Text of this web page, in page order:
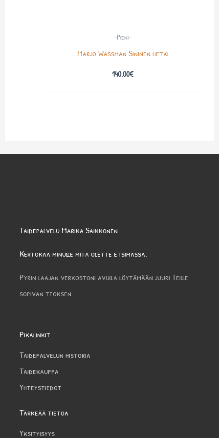
-Pieni-
Marjo Wassman Sininen hetki
140.00€
Taidepalvelu Marika Saikkonen
Kertokaa minulle mitä olette etsimässä.
Pyrin laajan verkostoni avulla löytämään juuri Teille
sopivan teoksen.
Pikalinkit
Taidepalvelun historia
Taidekauppa
Yhteystiedot
Tärkeää tietoa
Yksityisyys